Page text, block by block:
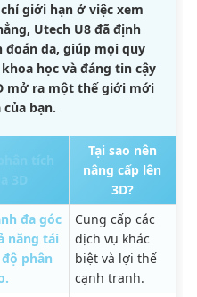
giới hạn ở việc xem
Utech U8 đã định
đoán da, giúp mọi quy
học và đáng tin cậy
mở ra một thế giới mới
bạn.
tích
da 3D
Tại sao nên
nâng cấp lên
3D?
đa góc
năng tái
phân
Cung cấp các
dịch vụ khác
biệt và lợi thế
cạnh tranh.